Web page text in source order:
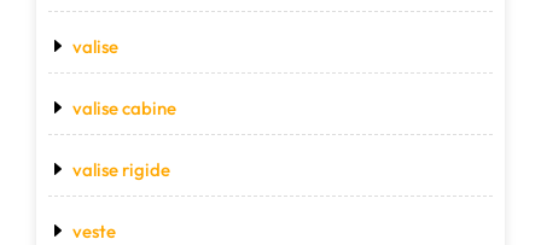
valise
valise cabine
valise rigide
veste